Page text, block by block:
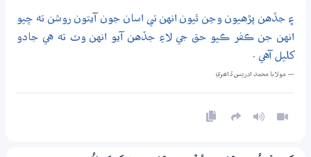
۽ جڏهن پڙهيون وڃن ٿيون انهن تي اسان جون آيتون روشن ته چيو
انهن جن ڪفر ڪيو حق جي لاءِ جڏهن آيو انهن وٽ ته هي جادو
کليل آهي .
— مولانا محمد ادريس ڏاھري